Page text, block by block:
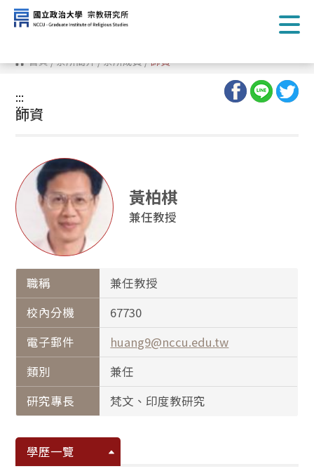
跳
到
主
容 首頁/系所簡介/系所成員/師資
:::
:::
師資
黃柏棋
兼任教授
職稱
兼任教授
校內分機
67730
電子郵件
huang9@nccu.edu.tw
類別
兼任
研究專長
梵文、印度教研究
學歷一覽